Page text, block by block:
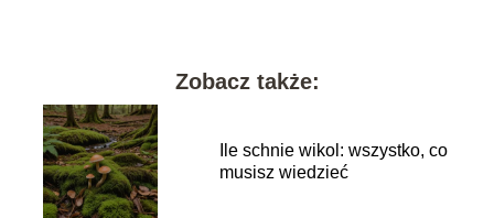
Zobacz także:
Ile schnie wikol: wszystko, co
musisz wiedzieć